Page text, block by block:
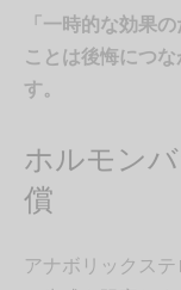
「一時的な効果
ことは後悔につ
す。
ホルモン
償
アナボリックス